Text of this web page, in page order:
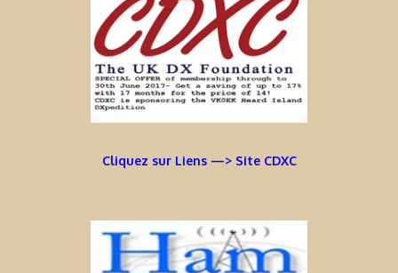
Cliquez sur Liens —> Site CDXC